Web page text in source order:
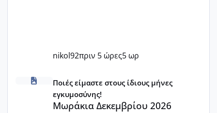
nikol92πριν 5 ώρες5 ωρ
Μωράκια Δεκεμβρίου 2026
Ποιές είμαστε στους ίδιους μήνες
εγκυμοσύνης!
Μωράκια Δεκεμβρίου 2026